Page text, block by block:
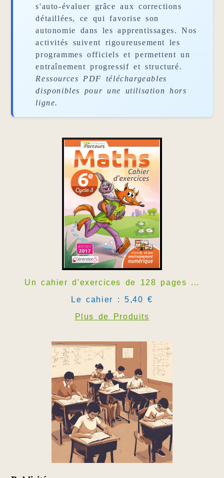
s'auto-évaluer grâce aux corrections
détaillées, ce qui favorise son
autonomie dans les apprentissages. Nos
activités suivent rigoureusement les
programmes officiels et permettent un
entraînement progressif et structuré.
Ressources PDF téléchargeables
disponibles pour une utilisation hors
ligne.
Un cahier d'exercices de 128 pages ...
Le cahier : 5,40 €
Plus de Produits